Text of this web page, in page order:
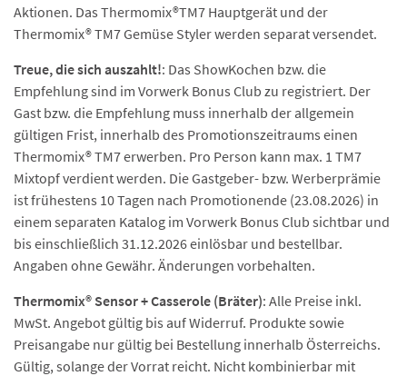
Aktionen. Das Thermomix®TM7 Hauptgerät und der
Thermomix® TM7 Gemüse Styler werden separat versendet.
Treue, die sich auszahlt!: Das ShowKochen bzw. die
Empfehlung sind im Vorwerk Bonus Club zu registriert. Der
Gast bzw. die Empfehlung muss innerhalb der allgemein
gültigen Frist, innerhalb des Promotionszeitraums einen
Thermomix® TM7 erwerben. Pro Person kann max. 1 TM7
Mixtopf verdient werden. Die Gastgeber- bzw. Werberprämie
ist frühestens 10 Tagen nach Promotionende (23.08.2026) in
einem separaten Katalog im Vorwerk Bonus Club sichtbar und
bis einschließlich 31.12.2026 einlösbar und bestellbar.
Angaben ohne Gewähr. Änderungen vorbehalten.
Thermomix® Sensor + Casserole (Bräter): Alle Preise inkl.
MwSt. Angebot gültig bis auf Widerruf. Produkte sowie
Preisangabe nur gültig bei Bestellung innerhalb Österreichs.
Gültig, solange der Vorrat reicht. Nicht kombinierbar mit